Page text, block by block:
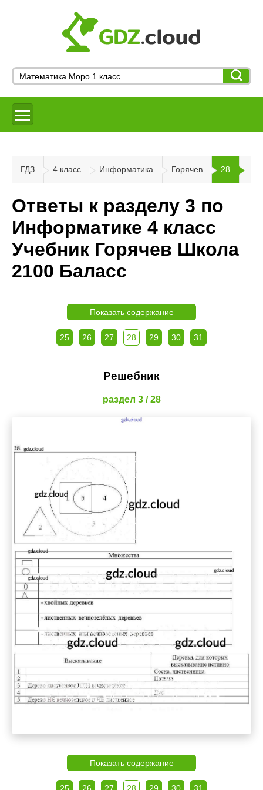
ГДЗ 4 класс Информатика Горячев 28
Ответы к разделу 3 по
Информатике 4 класс
Учебник Горячев Школа
2100 Баласс
Показать содержание
25 26 27 28 29 30 31
Решебник
раздел 3 / 28
Показать содержание
25 26 27 28 29 30 31